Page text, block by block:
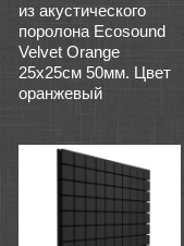
из акустического
поролона Ecosound
Velvet Orange
25х25см 50мм. Цвет
оранжевый